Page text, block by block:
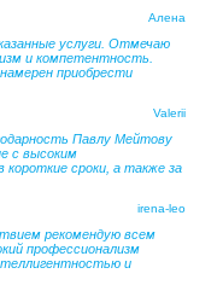
Алена
услуги. Отмечаю
и компетентность.
приобрести
Valerii
Павлу Мейтову
с высоким
короткие сроки, а также за
irena-leo
рекомендую всем
профессионализм
и